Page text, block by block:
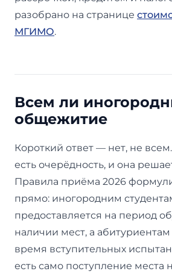
разобрано на странице
МГИМО.
Всем ли
общежитие
Короткий ответ — нет, не
есть очерёдность, и она
Правила приёма 2026
прямо: иногородним
предоставляется на период
наличии мест, а
время вступительных
есть само поступление места